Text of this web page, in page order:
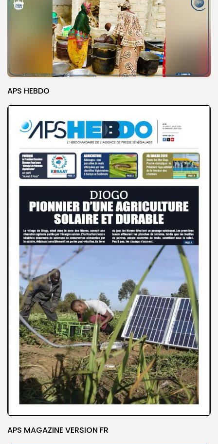
APS HEBDO
APS MAGAZINE VERSION FR